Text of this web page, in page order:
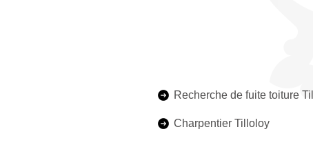
Recherche de fuite toiture
Charpentier Tilloloy